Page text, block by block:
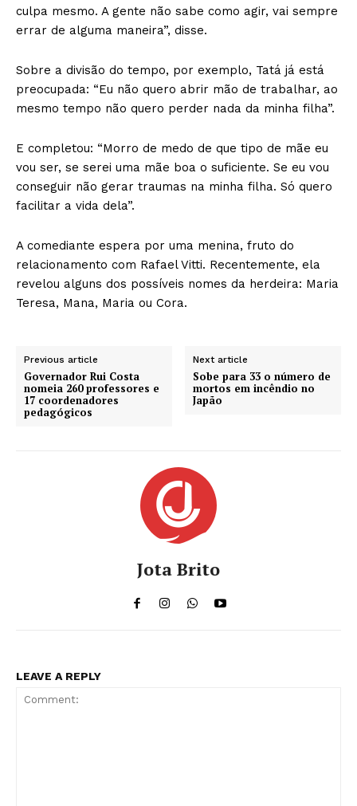
culpa mesmo. A gente não sabe como agir, vai sempre
errar de alguma maneira”, disse.
Sobre a divisão do tempo, por exemplo, Tatá já está
preocupada: “Eu não quero abrir mão de trabalhar, ao
mesmo tempo não quero perder nada da minha filha”.
E completou: “Morro de medo de que tipo de mãe eu
vou ser, se serei uma mãe boa o suficiente. Se eu vou
conseguir não gerar traumas na minha filha. Só quero
facilitar a vida dela”.
A comediante espera por uma menina, fruto do
relacionamento com Rafael Vitti. Recentemente, ela
revelou alguns dos possíveis nomes da herdeira: Maria
Teresa, Mana, Maria ou Cora.
Previous article
Governador Rui Costa
nomeia 260 professores e
17 coordenadores
pedagógicos
Next article
Sobe para 33 o número de
mortos em incêndio no
Japão
Jota Brito
LEAVE A REPLY